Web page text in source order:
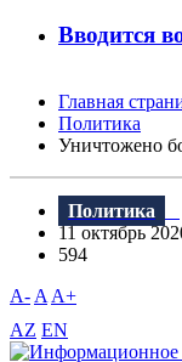
Вводится
Главная
Политика
Уничтожено
Политика
11 октябрь
594
A- A A+
AZ EN